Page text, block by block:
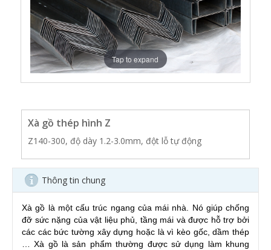
Tap to expand
Xà gồ thép hình Z
Z140-300, độ dày 1.2-3.0mm, đột lỗ tự động
Thông tin chung
Xà gồ là một cấu trúc ngang của mái nhà. Nó giúp chống
đỡ sức nặng của vật liệu phủ, tầng mái và được hỗ trợ bởi
các các bức tường xây dựng hoặc là vì kèo gốc, dầm thép
… Xà gồ là sản phẩm thường được sử dụng làm khung